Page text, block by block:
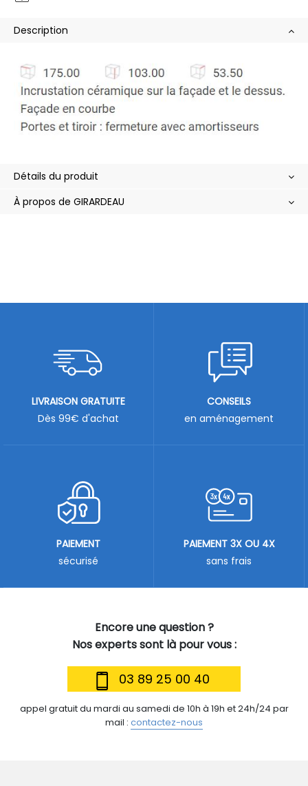
Description
Détails du produit
À propos de GIRARDEAU
Encore une question ?
Nos experts sont là pour vous :
03 89 25 00 40
appel gratuit du mardi au samedi de 10h à 19h et 24h/24 par
mail : contactez-nous
LIVRAISON GRATUITE
Dès 99€ d'achat
CONSEILS
en aménagement
PAIEMENT
sécurisé
PAIEMENT 3X OU 4X
sans frais